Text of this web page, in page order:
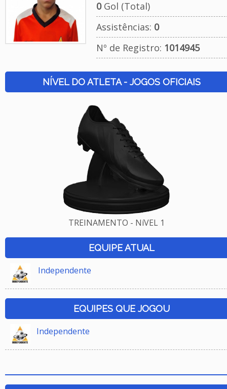
0Gol (Total)
Assistências: 0
Nº de Registro: 1014945
NÍVEL DO ATLETA - JOGOS OFICIAIS
TREINAMENTO - NíVEL 1
EQUIPE ATUAL
Independente
EQUIPES QUE JOGOU
Independente